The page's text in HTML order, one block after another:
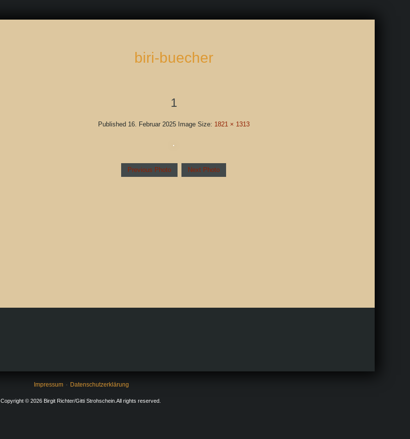
biri-buecher
1
Published 16. Februar 2025 Image Size: 1821 × 1313
Previous Photo Next Photo
Impressum Datenschutzerklärung
Copyright © 2026 Birgit Richter/Gitti Strohschein.All rights reserved.